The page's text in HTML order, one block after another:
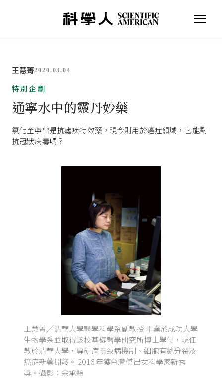
王慧菁2020.03.04
特別企劃
通寧水中的靈丹妙藥
氯化奎寧曾是抗瘧疾特效藥，現今則用於癌症領域，它能對
抗冠狀病毒嗎？
王慧菁╱清華大學醫學科學系副教授 畢業於成功大學
生物學系並取得該校基礎醫學研究所博士學位，現任
教於清華大學，專研病毒致病機制、細胞有絲分裂及
癌症新藥開發。 2016 年獲台灣傑出女科學家新秀
獎。攝影：余承穎